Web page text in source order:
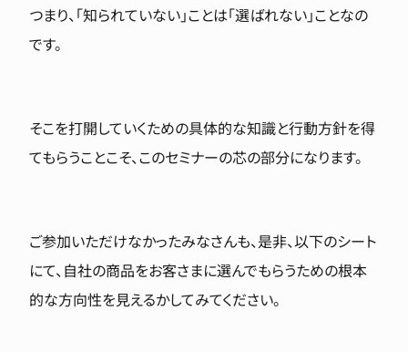
つまり、「知られていない」ことは「選ばれない」ことなの
です。
そこを打開していくための具体的な知識と行動方針を得
てもらうことこそ、このセミナーの芯の部分になります。
ご参加いただけなかったみなさんも、是非、以下のシート
にて、自社の商品をお客さまに選んでもらうための根本
的な方向性を見えるかしてみてください。